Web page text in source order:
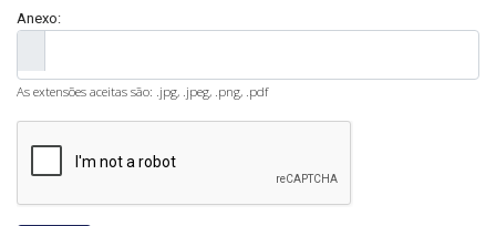
Anexo:
As extensões aceitas são: .jpg, .jpeg, .png, .pdf